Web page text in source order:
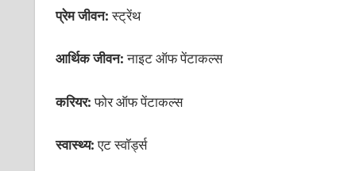
प्रेम जीवन:स्ट्रेंथ
आर्थिक जीवन:नाइट ऑफ पेंटाकल्स
करियर:फोर ऑफ पेंटाकल्स
स्वास्थ्य:एट स्वॉर्ड्स